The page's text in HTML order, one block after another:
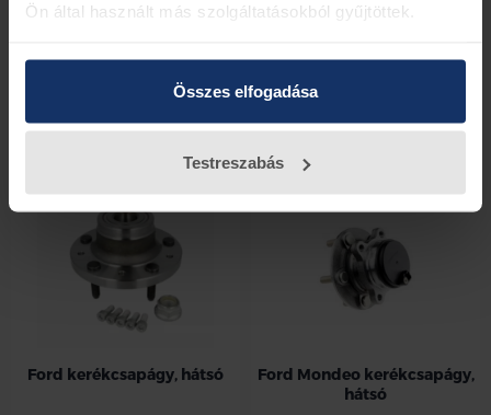
Ön által használt más szolgáltatásokból gyűjtöttek.
Összes elfogadása
Testreszabás
Ford kerékcsapágy, hátsó
Ford Mondeo kerékcsapágy,
hátsó